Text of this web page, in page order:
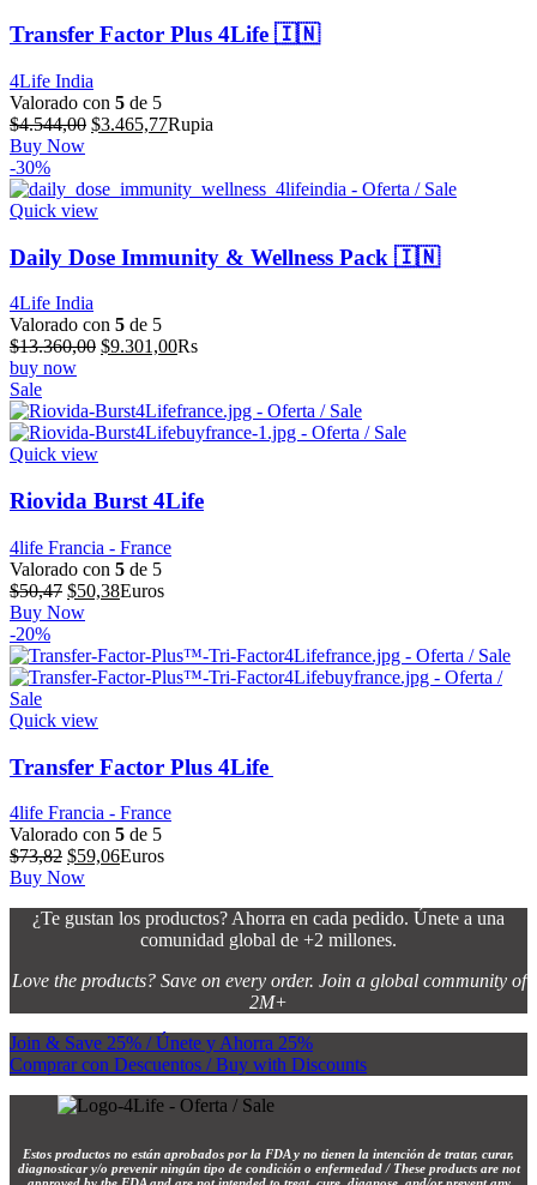
Transfer Factor Plus 4Life 🇮🇳
4Life India
Valorado con 5 de 5
$4.544,00 El
era:
$4.544,00.
$3.465,77El
es:
Rupia
Buy Now
-30%
Quick view
Daily Dose Immunity & Wellness Pack 🇮🇳
4Life India
Valorado con 5 de 5
$13.360,00 El
era:
$13.360,00.
$9.301,00El
es:
$9.301,00.
Rs
buy now
Sale
Quick view
Riovida Burst 4Life
4life Francia - France
Valorado con 5 de 5
$50,47 El
precio
era:
$50,47.
$50,38El
es:
$50,38.
Euros
Buy Now
-20%
Quick view
Transfer Factor Plus 4Life
4life Francia - France
Valorado con 5 de 5
$73,82 El
precio
era:
$59,06El
es:
$59,06.
Euros
Buy Now
¿Te gustan los productos? Ahorra en cada pedido. Únete a una
comunidad global de +2 millones.
Love the products? Save on every order. Join a global community of
2M+
Join & Save 25% / Únete y Ahorra 25%
Comprar con Descuentos / Buy with Discounts
Estos productos no están aprobados por la FDA y no tienen la intención de tratar, curar,
diagnosticar y/o prevenir ningún tipo de condición o enfermedad / These products are not